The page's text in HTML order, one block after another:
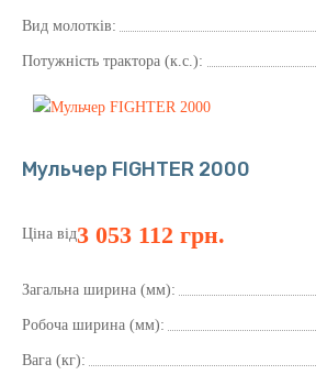
Вид молотків:
Потужність трактора (к.с.):
Мульчер FIGHTER 2000
Ціна від3 053 112 грн.
Загальна ширина (мм):
Робоча ширина (мм):
Вага (кг):